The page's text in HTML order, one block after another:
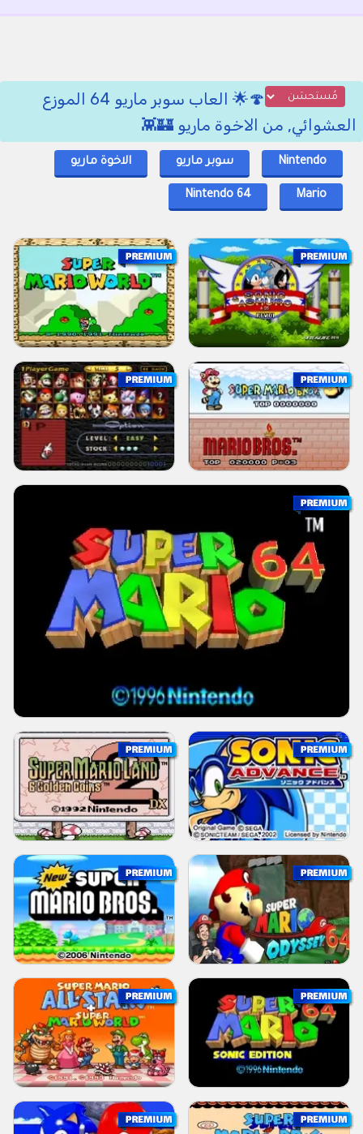
🍄🌟 العاب سوبر ماريو 64 الموزع
العشوائي, من الاخوة ماريو 🏰👾
Nintendo سوبر ماريو الاخوة ماريو
Mario
Nintendo 64